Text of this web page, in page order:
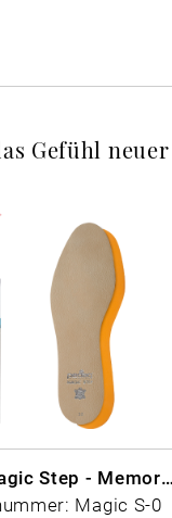
Gefühl
Pedag Magic Step - Memory Schaum
Magic S-0